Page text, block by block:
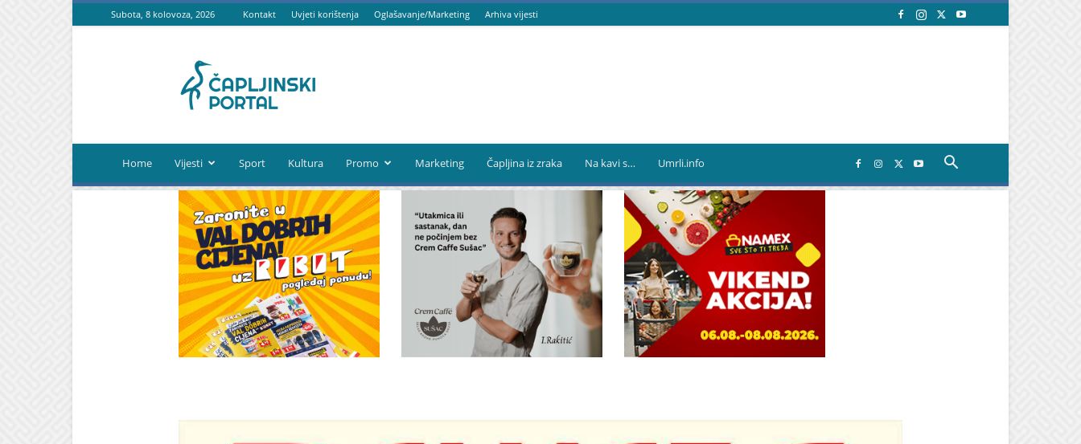
Subota, 8 kolovoza, 2026 Kontakt Uvjeti korištenja Oglašavanje/Marketing Arhiva vijesti
portal
Home Vijesti Sport Kultura Promo Marketing Čapljina iz zraka Na kavi s… Umrli.info